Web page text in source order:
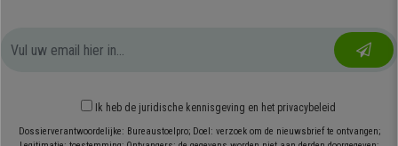
Ik heb de juridische kennisgeving en het privacybeleid
Dossierverantwoordelijke: Bureaustoelpro; Doel: verzoek om de nieuwsbrief te ontvangen;